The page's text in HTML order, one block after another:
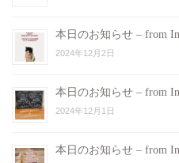
本日のお知らせ – from
2024年12月2日
本日のお知らせ – from
2024年12月1日
本日のお知らせ – from